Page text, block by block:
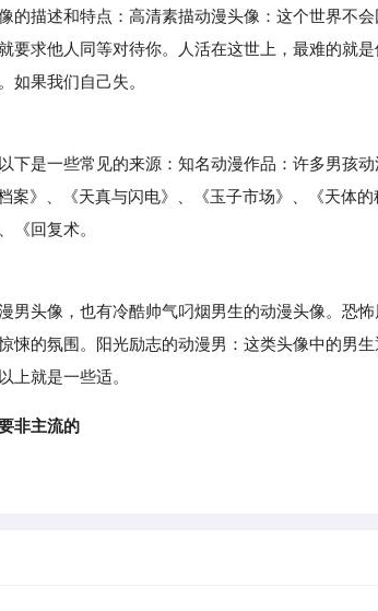
描述和特点：高清素描动漫头像：这个世界不会
要求他人同等对待你。人活在这世上，最难的就
如果我们自己失。
是一些常见的来源：知名动漫作品：许多男孩动
案》、《天真与闪电》、《玉子市场》、《天体
《回复术。
头像，也有冷酷帅气叼烟男生的动漫头像。恐怖
悚的氛围。阳光励志的动漫男：这类头像中的男
上就是一些适。
非主流的